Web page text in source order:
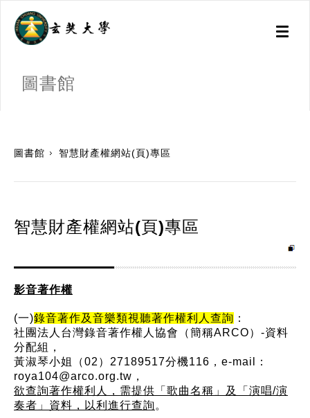
Toggle
圖書館
圖書館 智慧財產權網站(頁)專區
智慧財產權網站(頁)專區
影音著作權
(一)錄音著作及音樂類視聽著作權利人查詢 ：
社團法人台灣錄音著作權人協會（簡稱ARCO）-資料
分配組，
黃淑琴小姐（02）27189517分機116，e-mail：
roya104@arco.org.tw，
欲查詢著作權利人，需提供「歌曲名稱」及「演唱/演
奏者」資料，以利進行查詢 。